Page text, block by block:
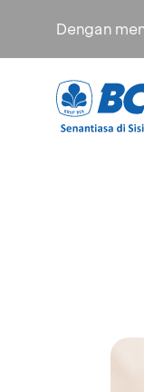
Dengan